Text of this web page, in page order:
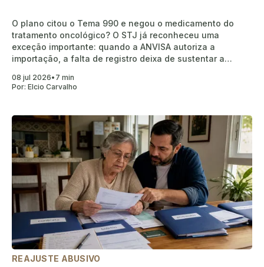
O plano citou o Tema 990 e negou o medicamento do
tratamento oncológico? O STJ já reconheceu uma
exceção importante: quando a ANVISA autoriza a
importação, a falta de registro deixa de sustentar a
08 jul 2026• 7 min
Por: Elcio Carvalho
REAJUSTE ABUSIVO